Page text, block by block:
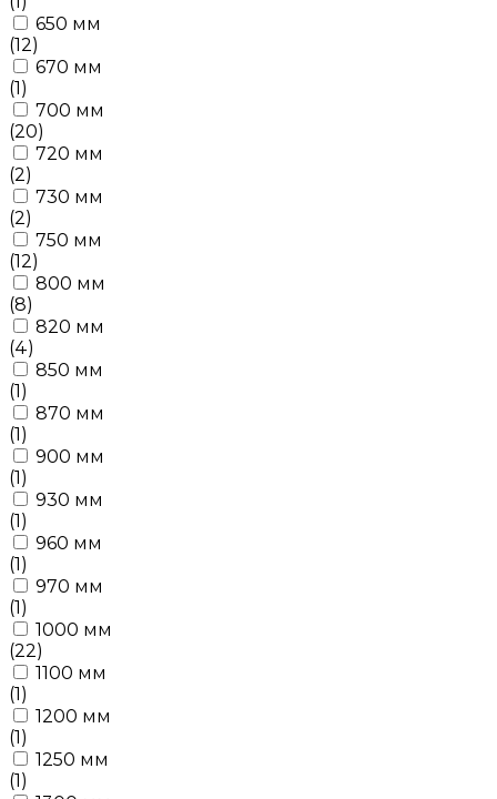
650 мм
(12)
670 мм
(1)
700 мм
(20)
720 мм
(2)
730 мм
(2)
750 мм
(12)
800 мм
(8)
820 мм
(4)
850 мм
(1)
870 мм
(1)
900 мм
(1)
930 мм
(1)
960 мм
(1)
970 мм
(1)
1000 мм
(22)
1100 мм
(1)
1200 мм
(1)
1250 мм
(1)